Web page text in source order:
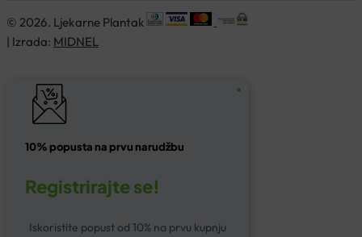
© 2026. Ljekarne Plantak
| Izrada: MIDNEL
10% popusta na prvu narudžbu
Registrirajte se!
Iskoristite popust od 10% na prvu kupnju